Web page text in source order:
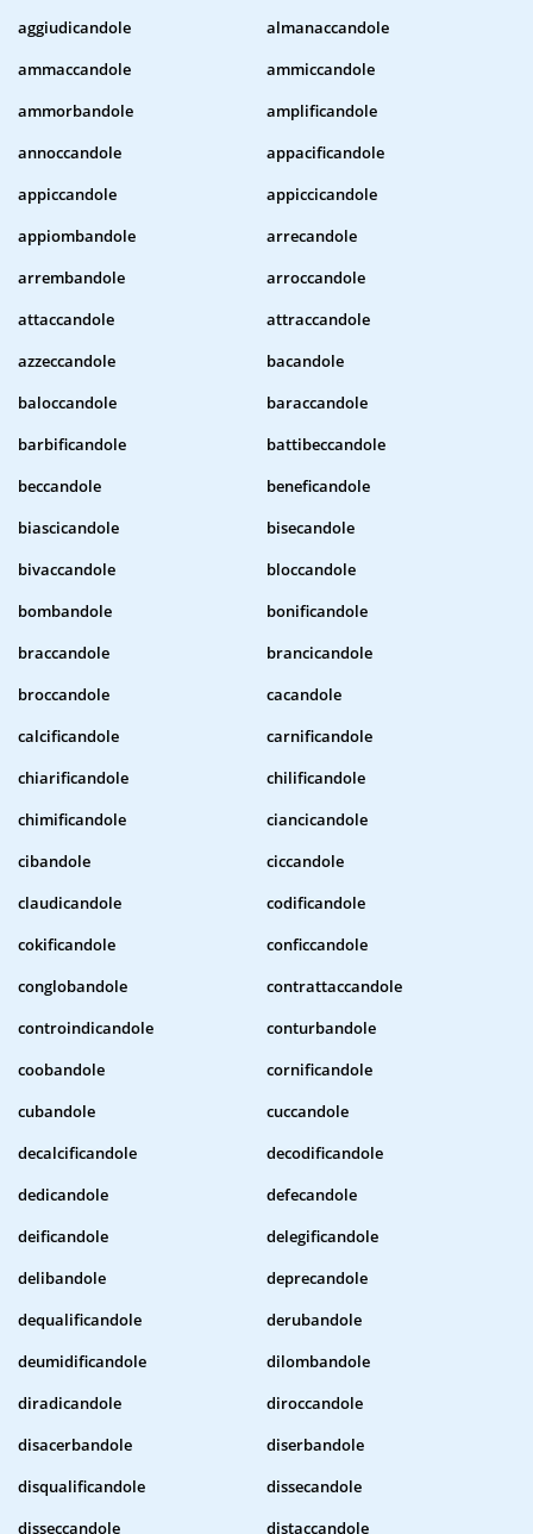
aggiudicandole
almanaccandole
ammaccandole
ammiccandole
ammorbandole
amplificandole
annoccandole
appacificandole
appiccandole
appiccicandole
appiombandole
arrecandole
arrembandole
arroccandole
attaccandole
attraccandole
azzeccandole
bacandole
baloccandole
baraccandole
barbificandole
battibeccandole
beccandole
beneficandole
biascicandole
bisecandole
bivaccandole
bloccandole
bombandole
bonificandole
braccandole
brancicandole
broccandole
cacandole
calcificandole
carnificandole
chiarificandole
chilificandole
chimificandole
ciancicandole
cibandole
ciccandole
claudicandole
codificandole
cokificandole
conficcandole
conglobandole
contrattaccandole
controindicandole
conturbandole
coobandole
cornificandole
cubandole
cuccandole
decalcificandole
decodificandole
dedicandole
defecandole
deificandole
delegificandole
delibandole
deprecandole
dequalificandole
derubandole
deumidificandole
dilombandole
diradicandole
diroccandole
disacerbandole
diserbandole
disqualificandole
dissecandole
disseccandole
distaccandole